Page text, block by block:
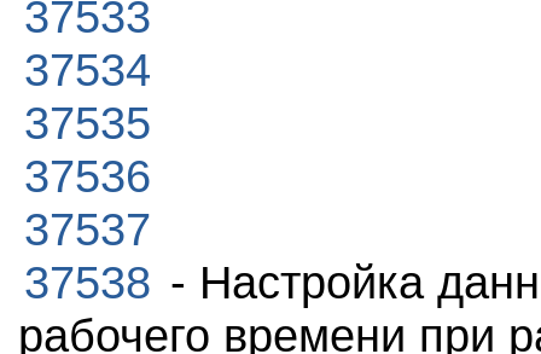
37533
37534
37535
37536
37537
37538 - Настройка
рабочего времени при